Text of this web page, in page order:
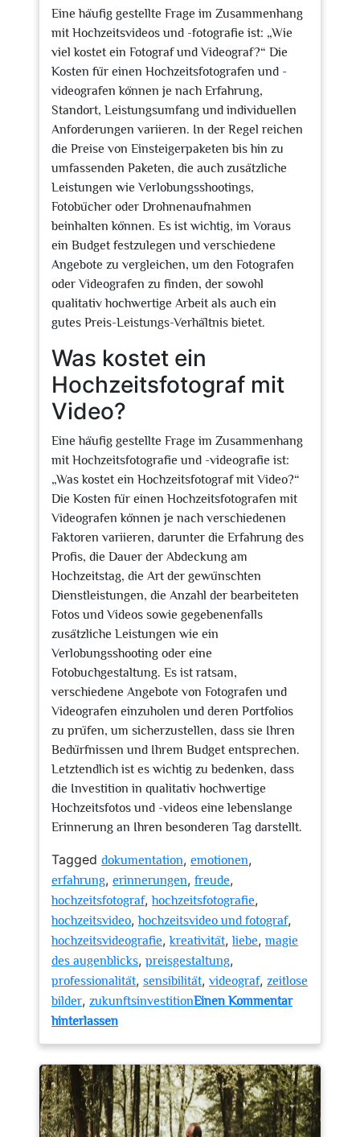
Eine häufig gestellte Frage im Zusammenhang
mit Hochzeitsvideos und -fotografie ist: „Wie
viel kostet ein Fotograf und Videograf?“ Die
Kosten für einen Hochzeitsfotografen und -
videografen können je nach Erfahrung,
Standort, Leistungsumfang und individuellen
Anforderungen variieren. In der Regel reichen
die Preise von Einsteigerpaketen bis hin zu
umfassenden Paketen, die auch zusätzliche
Leistungen wie Verlobungsshootings,
Fotobücher oder Drohnenaufnahmen
beinhalten können. Es ist wichtig, im Voraus
ein Budget festzulegen und verschiedene
Angebote zu vergleichen, um den Fotografen
oder Videografen zu finden, der sowohl
qualitativ hochwertige Arbeit als auch ein
gutes Preis-Leistungs-Verhältnis bietet.
Was kostet ein
Hochzeitsfotograf mit
Video?
Eine häufig gestellte Frage im Zusammenhang
mit Hochzeitsfotografie und -videografie ist:
„Was kostet ein Hochzeitsfotograf mit Video?“
Die Kosten für einen Hochzeitsfotografen mit
Videografen können je nach verschiedenen
Faktoren variieren, darunter die Erfahrung des
Profis, die Dauer der Abdeckung am
Hochzeitstag, die Art der gewünschten
Dienstleistungen, die Anzahl der bearbeiteten
Fotos und Videos sowie gegebenenfalls
zusätzliche Leistungen wie ein
Verlobungsshooting oder eine
Fotobuchgestaltung. Es ist ratsam,
verschiedene Angebote von Fotografen und
Videografen einzuholen und deren Portfolios
zu prüfen, um sicherzustellen, dass sie Ihren
Bedürfnissen und Ihrem Budget entsprechen.
Letztendlich ist es wichtig zu bedenken, dass
die Investition in qualitativ hochwertige
Hochzeitsfotos und -videos eine lebenslange
Erinnerung an Ihren besonderen Tag darstellt.
Tagged dokumentation, emotionen,
erfahrung, erinnerungen, freude,
hochzeitsfotograf,hochzeitsfotografie,
hochzeitsvideo,hochzeitsvideo und fotograf,
hochzeitsvideografie,kreativität,liebe, magie
des augenblicks, preisgestaltung,
professionalität, sensibilität, videograf, zeitlose
bilder, zukunftsinvestitionEinen Kommentar
hinterlassenzu
der
Hochzeitsvideo-
und